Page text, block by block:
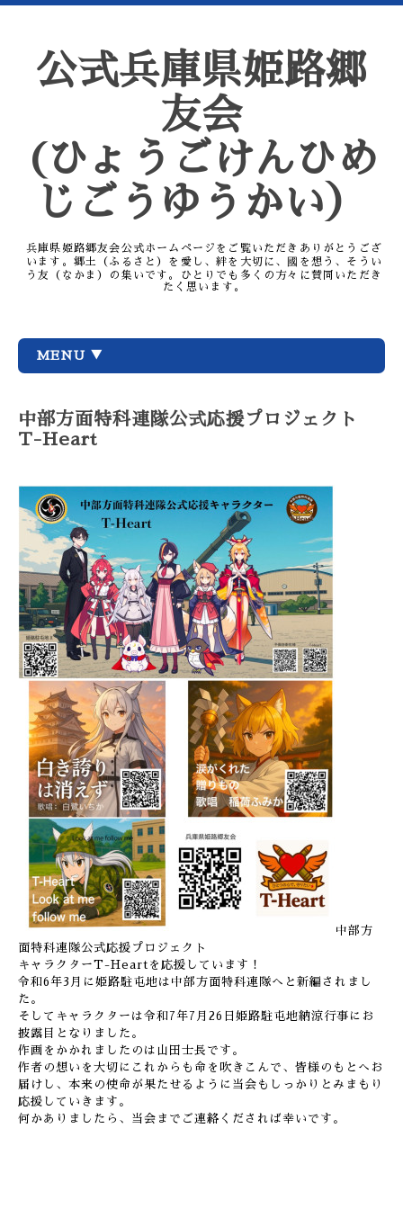
公式兵庫県姫路郷
友会
(ひょうごけんひめ
じごうゆうかい）
兵庫県姫路郷友会公式ホームページをご覧いただきありがとうござ
います。郷土（ふるさと）を愛し、絆を大切に、國を想う、そうい
う友（なかま）の集いです。ひとりでも多くの方々に賛同いただき
たく思います。
MENU ▼
中部方面特科連隊公式応援プロジェクト
T-Heart
中部方
面特科連隊公式応援プロジェクト
キャラクターT-Heartを応援しています！
令和6年3月に姫路駐屯地は中部方面特科連隊へと新編されまし
た。
そしてキャラクターは令和7年7月26日姫路駐屯地納涼行事にお
披露目となりました。
作画をかかれましたのは山田士長です。
作者の想いを大切にこれからも命を吹きこんで、皆様のもとへお
届けし、本来の使命が果たせるように当会もしっかりとみまもり
応援していきます。
何かありましたら、当会までご連絡くだされば幸いです。